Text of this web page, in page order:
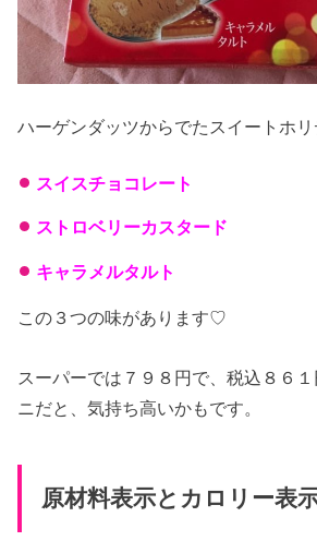
ハーゲンダッツからでたスイートホ
スイスチョコレート
ストロベリーカスタード
キャラメルタルト
この３つの味があります♡
スーパーでは７９８円で、税込８６
ニだと、気持ち高いかもです。
原材料表示とカロリー表示